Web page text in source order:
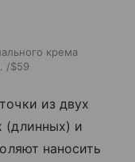
крема
/$59
из двух
(длинных) и
наносить